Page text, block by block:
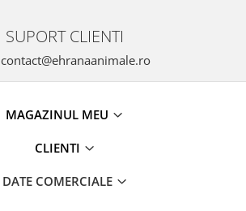
SUPORT CLIENTI
contact@ehranaanimale.ro
MAGAZINUL MEU
CLIENTI
DATE COMERCIALE